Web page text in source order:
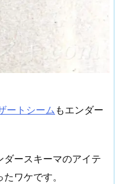
ートシームもエンダー
ースキーマのアイテ
ワケです。